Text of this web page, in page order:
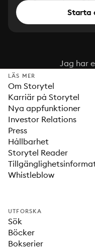
Starta
Jag har
LÄS MER
Om Storytel
Karriär på Storytel
Nya appfunktioner
Investor Relations
Press
Hållbarhet
Storytel Reader
Whistleblow
UTFORSKA
Sök
Böcker
Bokserier